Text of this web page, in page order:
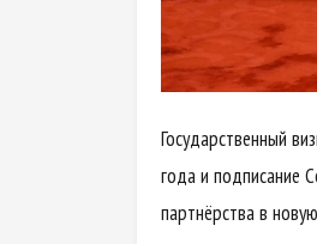
Государственный
года и подписание
партнёрства в